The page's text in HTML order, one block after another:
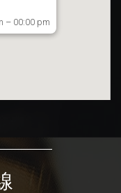
– 00:00 pm
33 號